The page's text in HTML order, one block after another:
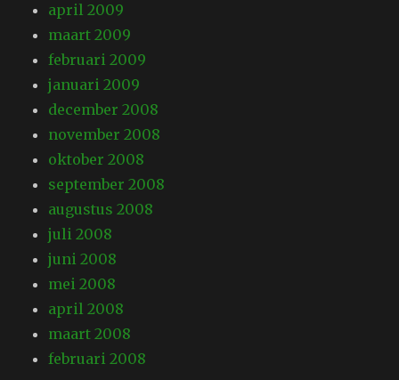
april 2009
maart 2009
februari 2009
januari 2009
december 2008
november 2008
oktober 2008
september 2008
augustus 2008
juli 2008
juni 2008
mei 2008
april 2008
maart 2008
februari 2008